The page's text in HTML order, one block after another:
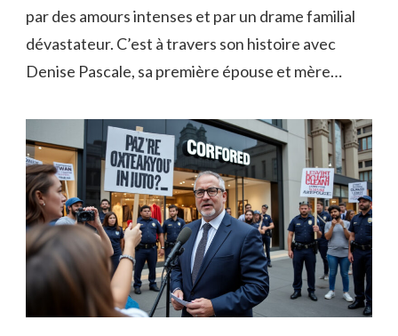
par des amours intenses et par un drame familial
dévastateur. C’est à travers son histoire avec
Denise Pascale, sa première épouse et mère…